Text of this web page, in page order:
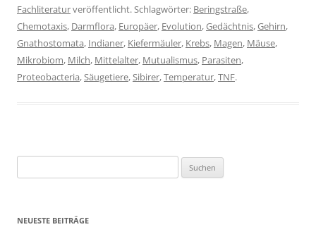
Fachliteraturveröffentlicht. Schlagwörter: Beringstraße,
Chemotaxis, Darmflora, Europäer, Evolution,Gedächtnis,Gehirn,
Gnathostomata, Indianer, Kiefermäuler, Krebs, Magen, Mäuse,
Mikrobiom, Milch, Mittelalter, Mutualismus, Parasiten,
Proteobacteria,Säugetiere,Sibirer,Temperatur,TNF.
nach:
NEUESTE BEITRÄGE